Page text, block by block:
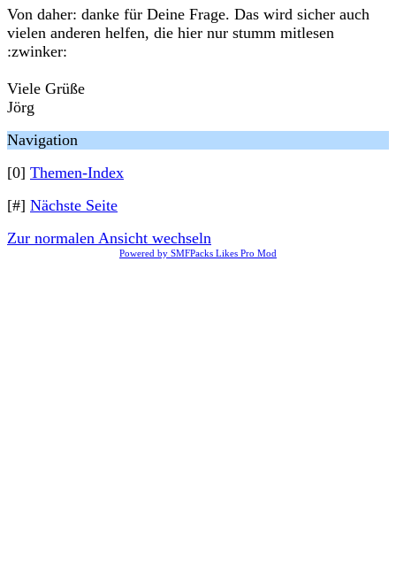
Von daher: danke für Deine Frage. Das wird sicher auch
vielen anderen helfen, die hier nur stumm mitlesen
:zwinker:
Viele Grüße
Jörg
Navigation
[0] Themen-Index
[#] Nächste Seite
Zur normalen Ansicht wechseln
Powered by SMFPacks Likes Pro Mod